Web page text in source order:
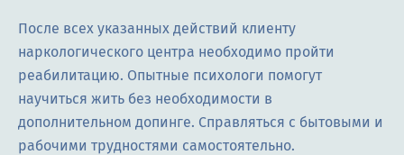
После всех указанных действий клиенту
наркологического центра необходимо пройти
реабилитацию. Опытные психологи помогут
научиться жить без необходимости в
дополнительном допинге. Справляться с бытовыми и
рабочими трудностями самостоятельно.